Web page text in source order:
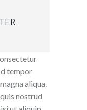
tempor
aliqua.
nostrud